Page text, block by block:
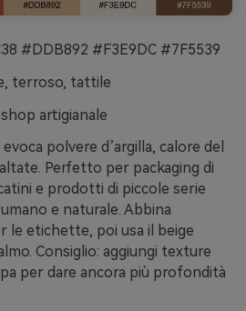
#DDB892 #F3E9DC #7F5539
terroso, tattile
artigianale
polvere d’argilla, calore del
Perfetto per packaging di
e prodotti di piccole serie
e naturale. Abbina
le etichette, poi usa il beige
Consiglio: aggiungi texture
per dare ancora più profondità